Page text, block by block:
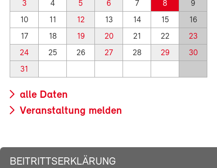
3 4 5 6 7 8
9
10
11 12 13 14 15
16
17
18 19 20 21 22
23
24
25 26 27 28 29
30
31
alle Daten
Veranstaltung melden
BEITRITTSERKLÄRUNG